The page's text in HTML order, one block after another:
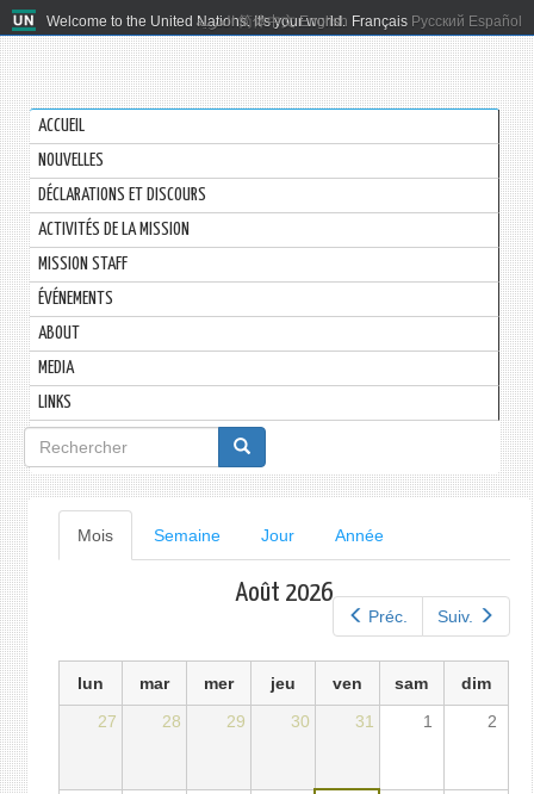
Welcome to the United Nations. It's your world.
العربية 简体中文 English Français Русский Español
ACCUEIL
NOUVELLES
DÉCLARATIONS ET DISCOURS
ACTIVITÉS DE LA MISSION
MISSION STAFF
ÉVÉNEMENTS
ABOUT
MEDIA
LINKS
Formulaire
de
recherche
Onglets
principaux
Mois(onglet
actif)
Semaine Jour Année
Préc. Suiv.
Août 2026
lun mar mer jeu ven sam
dim
27
28 29 30 31 1 2